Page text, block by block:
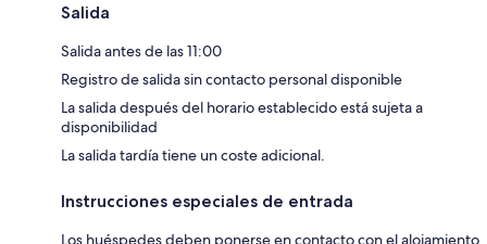
Salida
Salida antes de las 11:00
Registro de salida sin contacto personal disponible
La salida después del horario establecido está sujeta a
disponibilidad
La salida tardía tiene un coste adicional.
Instrucciones especiales de entrada
Los huéspedes deben ponerse en contacto con el alojamiento